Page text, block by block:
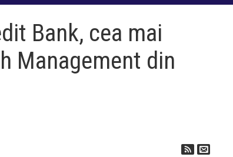
Bank, cea mai
Management din